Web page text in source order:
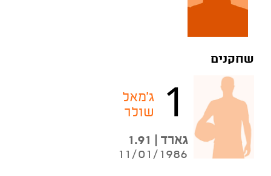
שחקנים
1
ג'מאל
שולר
גארד | 1.91
11/01/1986